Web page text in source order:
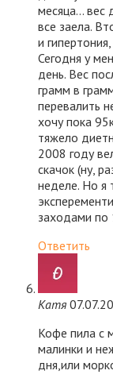
месяца… вес
все заела.
и
Сегодня у
день. Вес
грамм в
перевалить
хочу пока
тяжело
2008 году
скачок (ну,
неделе. Но я
заходами по
Ответить
Катя
Кофе пила с
малинки и
дня,или